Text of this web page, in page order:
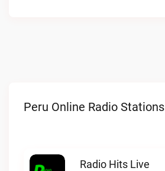
Peru Online Radio Stations
Radio Hits Live